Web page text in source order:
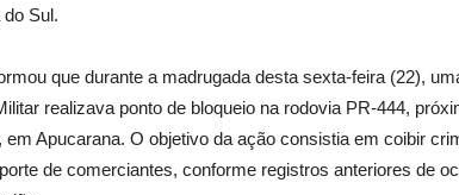
Sul.
que durante a madrugada desta sexta-feira (22),
realizava ponto de bloqueio na rodovia PR-444,
Apucarana. O objetivo da ação consistia em coibir
de comerciantes, conforme registros anteriores de